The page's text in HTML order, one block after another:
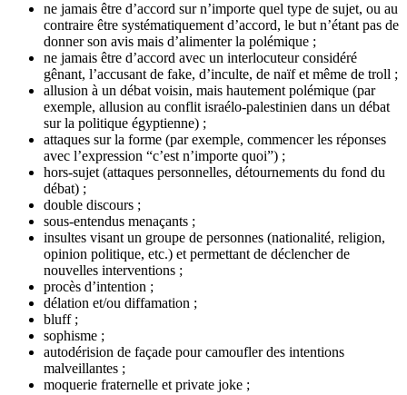
ne jamais être d’accord sur n’importe quel type de sujet, ou au
contraire être systématiquement d’accord, le but n’étant pas de
donner son avis mais d’alimenter la polémique ;
ne jamais être d’accord avec un interlocuteur considéré
gênant, l’accusant de fake, d’inculte, de naïf et même de troll ;
allusion à un débat voisin, mais hautement polémique (par
exemple, allusion au conflit israélo-palestinien dans un débat
sur la politique égyptienne) ;
attaques sur la forme (par exemple, commencer les réponses
avec l’expression “c’est n’importe quoi”) ;
hors-sujet (attaques personnelles, détournements du fond du
débat) ;
double discours ;
sous-entendus menaçants ;
insultes visant un groupe de personnes (nationalité, religion,
opinion politique, etc.) et permettant de déclencher de
nouvelles interventions ;
procès d’intention ;
délation et/ou diffamation ;
bluff ;
sophisme ;
autodérision de façade pour camoufler des intentions
malveillantes ;
moquerie fraternelle et private joke ;